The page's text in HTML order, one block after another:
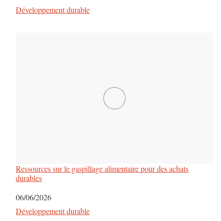
Par rapport à
Développement durable
Ressources sur le gaspillage alimentaire pour des achats
durables
Date
06/06/2026
Par rapport à
Développement durable